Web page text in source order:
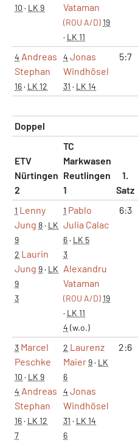
10 · LK 9
Vataman
(ROU A/D)19
· LK 11
4 Andreas
Stephan
16· LK 12
4 Jonas
Windhösel
31 · LK 14
5:7
Doppel
ETV
Nürtingen
2
TC
Markwasen
Reutlingen
1
1.
Satz
1 Lenny
Jung 8· LK
9
2 Laurin
Jung 9· LK
9
3
1 Pablo
Julia Calac
6· LK 5
3
Alexandru
Vataman
(ROU A/D)19
· LK 11
4 (w.o.)
6:3
3 Marcel
Peschke
10 · LK 9
4 Andreas
Stephan
16· LK 12
7
2 Laurenz
Maier9· LK
6
4 Jonas
Windhösel
31 · LK 14
6
2:6